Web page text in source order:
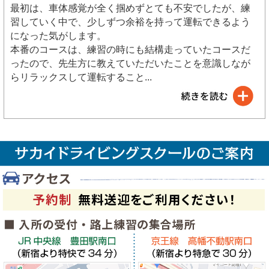
最初は、車体感覚が全く掴めずとても不安でしたが、練
習していく中で、少しずつ余裕を持って運転できるよう
になった気がします。
本番のコースは、練習の時にも結構走っていたコースだ
ったので、先生方に教えていただいたことを意識しなが
らリラックスして運転すること ...